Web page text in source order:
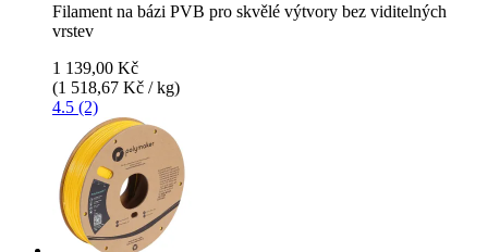
Filament na bázi PVB pro skvělé výtvory bez viditelných
vrstev
1 139,00 Kč
(1 518,67 Kč / kg)
4.5 (2)